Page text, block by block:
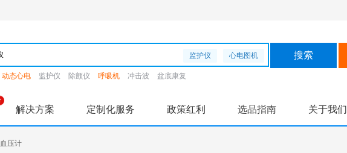
监护仪 心电图机
动态心电 监护仪 除颤仪 呼吸机 冲击波 盆底康复
解决方案 定制化服务 政策红利 选品指南 关于我们
血压计